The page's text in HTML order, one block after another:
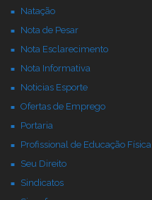
Natação
Nota de Pesar
Nota Esclarecimento
Nota Informativa
Noticias Esporte
Ofertas de Emprego
Portaria
Profissional de Educação Física
Seu Direito
Sindicatos